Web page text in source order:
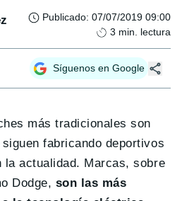
Publicado: 07/07/2019 09:00
3 min. lectura
Síguenos en Google
más tradicionales son
fabricando deportivos
la actualidad. Marcas, sobre
Dodge, son las más